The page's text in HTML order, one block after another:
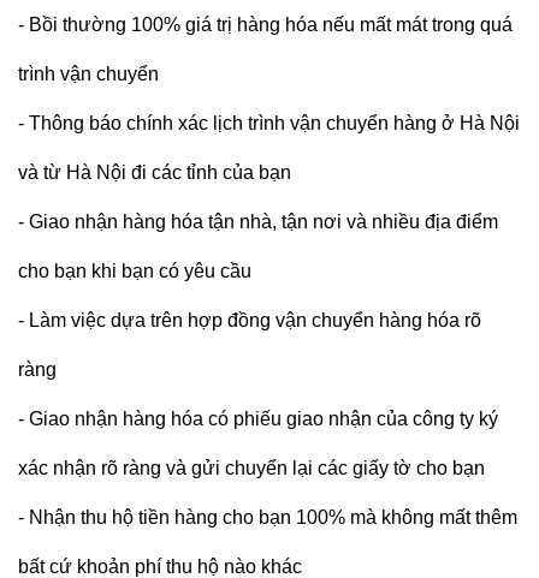
- Bồi thường 100% giá trị hàng hóa nếu mất mát trong quá
trình vận chuyển
- Thông báo chính xác lịch trình vận chuyển hàng ở Hà Nội
và từ Hà Nội đi các tỉnh của bạn
- Giao nhận hàng hóa tận nhà, tận nơi và nhiều địa điểm
cho bạn khi bạn có yêu cầu
- Làm việc dựa trên hợp đồng vận chuyển hàng hóa rõ
ràng
- Giao nhận hàng hóa có phiếu giao nhận của công ty ký
xác nhận rõ ràng và gửi chuyển lại các giấy tờ cho bạn
- Nhận thu hộ tiền hàng cho bạn 100% mà không mất thêm
bất cứ khoản phí thu hộ nào khác